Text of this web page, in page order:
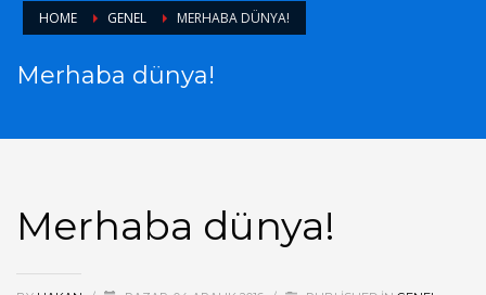
HOME GENEL MERHABA DÜNYA!
Merhaba dünya!
Merhaba dünya!